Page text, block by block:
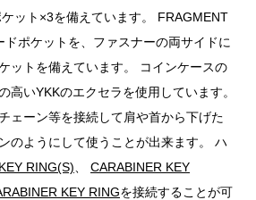
ット×3を備えています。 FRAGMENT
ポケットを、ファスナーの両サイドに
ットを備えています。 コインケースの
高いYKKのエクセラを使用しています。
ェーン等を接続して肩や首から下げた
のようにして使うことが出来ます。 ハ
RING(S)
CARABINER KEY
KEY RINGを接続することが可